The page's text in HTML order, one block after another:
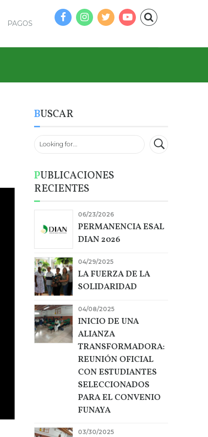
PAGOS
BUSCAR
PUBLICACIONES
RECIENTES
06/23/2026
PERMANENCIA ESAL
DIAN 2026
04/29/2025
LA FUERZA DE LA
SOLIDARIDAD
04/08/2025
INICIO DE UNA
ALIANZA
TRANSFORMADORA:
REUNIÓN OFICIAL
CON ESTUDIANTES
SELECCIONADOS
PARA EL CONVENIO
FUNAYA
03/30/2025